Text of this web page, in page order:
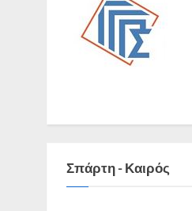
Σπάρτη - Καιρός